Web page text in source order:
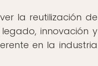
la reutilización de
innovación y
en la industria